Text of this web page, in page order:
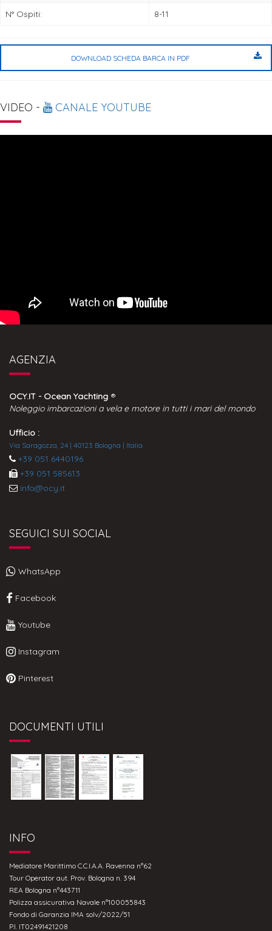
N° Ospiti: 8-11
DOWNLOAD SCHEDA BARCA IN PDF
VIDEO - CANALE YOUTUBE
AGENZIA
OCY.IT - Ocean Yachting ®
Noleggio imbarcazioni a vela e motore in tutti i mari del mondo
Ufficio :
Via Saragozza, 24 | 40123 Bologna | Italia
+39 051 6440196
+39 051 585613
info@ocy.it
SEGUICI SUI SOCIAL
WhatsApp
Facebook
Youtube
Instagram
Pinterest
DOCUMENTI UTILI
INFO
Mediatore Marittimo C.C.I.A.A. Ravenna n°62
Tour Operator aut. Prov. Bologna n. 394
REA Bologna n°443711
Polizza assicurativa Navale n°100055843
Fondo di Garanzia IMA solv/2022/51
P.I. IT02491421208